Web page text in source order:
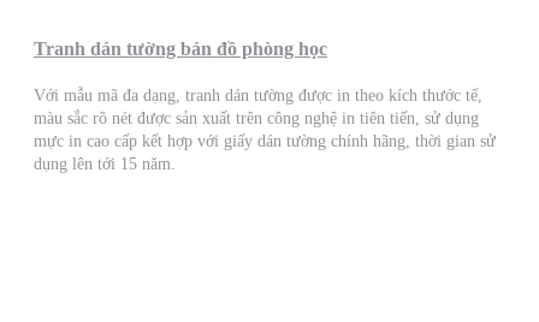
Tranh dán tường bản đồ phòng học
Với mẫu mã đa dạng, tranh dán tường được in theo kích thước tế,
màu sắc rõ nét được sản xuất trên công nghệ in tiên tiến, sử dụng
mực in cao cấp kết hợp với giấy dán tường chính hãng, thời gian sử
dụng lên tới 15 năm.